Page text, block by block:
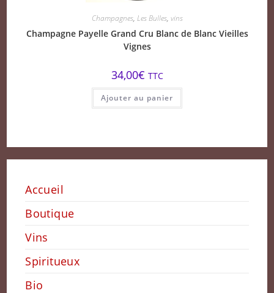
Champagnes, Les Bulles, vins
Champagne Payelle Grand Cru Blanc de Blanc Vieilles
Vignes
34,00€ TTC
Ajouter au panier
Accueil
Boutique
Vins
Spiritueux
Bio